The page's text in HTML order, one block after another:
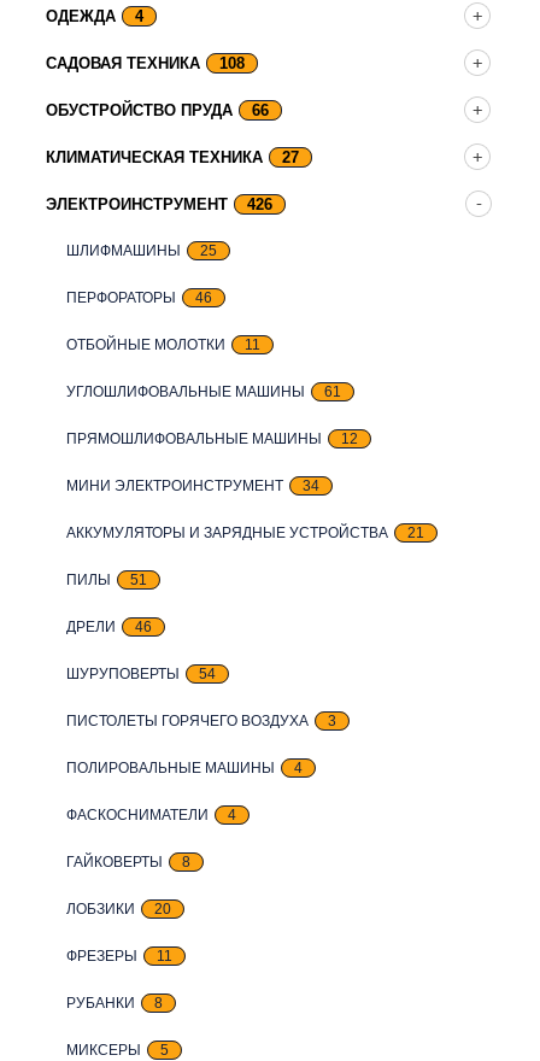
ОДЕЖДА 4
САДОВАЯ ТЕХНИКА 108
ОБУСТРОЙСТВО ПРУДА 66
КЛИМАТИЧЕСКАЯ ТЕХНИКА 27
ЭЛЕКТРОИНСТРУМЕНТ 426
ШЛИФМАШИНЫ 25
ПЕРФОРАТОРЫ 46
ОТБОЙНЫЕ МОЛОТКИ 11
УГЛОШЛИФОВАЛЬНЫЕ МАШИНЫ 61
ПРЯМОШЛИФОВАЛЬНЫЕ МАШИНЫ 12
МИНИ ЭЛЕКТРОИНСТРУМЕНТ 34
АККУМУЛЯТОРЫ И ЗАРЯДНЫЕ УСТРОЙСТВА 21
ПИЛЫ 51
ДРЕЛИ 46
ШУРУПОВЕРТЫ 54
ПИСТОЛЕТЫ ГОРЯЧЕГО ВОЗДУХА 3
ПОЛИРОВАЛЬНЫЕ МАШИНЫ 4
ФАСКОСНИМАТЕЛИ 4
ГАЙКОВЕРТЫ 8
ЛОБЗИКИ 20
ФРЕЗЕРЫ 11
РУБАНКИ 8
МИКСЕРЫ 5